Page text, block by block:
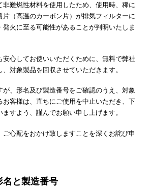
非難燃性材料を使用したため、使用時、稀に
片（高温のカーボン片）が排気フィルターに
火に至る可能性があることが判明いたしま
安心してお使いいただくために、無料で弊社
対象製品を回収させていただきます。
が、形名及び製造番号をご確認のうえ、対象
お客様は、直ちにご使用を中止いただき、下
すよう、謹んでお願い申し上げます。
ご心配をおかけ致しますことを深くお詫び申
名と製造番号